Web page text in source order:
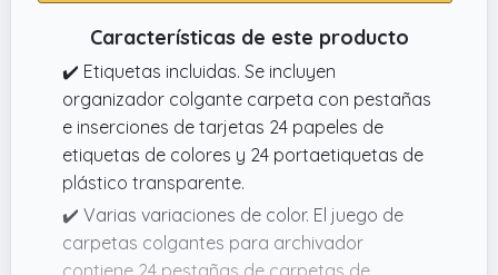
Características de este producto
✔️ Etiquetas incluidas. Se incluyen
organizador colgante carpeta con pestañas
e inserciones de tarjetas 24 papeles de
etiquetas de colores y 24 portaetiquetas de
plástico transparente.
✔️ Varias variaciones de color. El juego de
carpetas colgantes para archivador
contiene 24 pestañas de carpetas de